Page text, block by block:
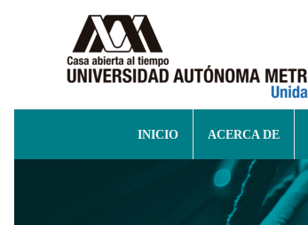
INICIO ACERCA DE